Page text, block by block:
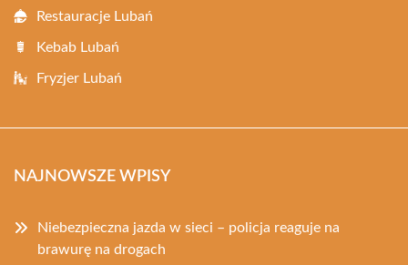
Restauracje Lubań
Kebab Lubań
Fryzjer Lubań
NAJNOWSZE WPISY
Niebezpieczna jazda w sieci – policja reaguje na
brawurę na drogach